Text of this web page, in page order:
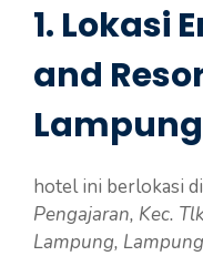
1. Lokasi
and
Lampung
hotel ini berlokasi
Pengajaran, Kec.
Lampung,